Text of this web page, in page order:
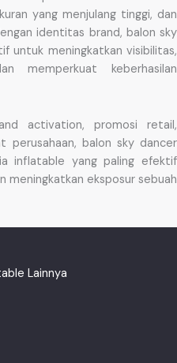
yang menjulang tinggi, dan
identitas brand, balon sky
untuk meningkatkan visibilitas,
memperkuat keberhasilan
activation, promosi retail,
perusahaan, balon sky dancer
inflatable yang paling efektif
meningkatkan eksposur sebuah
Lainnya